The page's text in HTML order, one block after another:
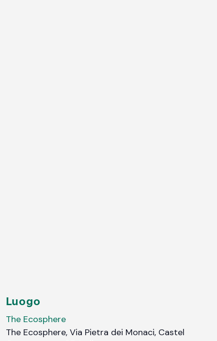
Luogo
The Ecosphere
The Ecosphere, Via Pietra dei Monaci, Castel